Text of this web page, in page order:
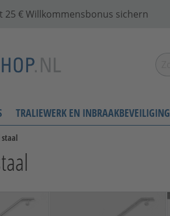
25 € Willkommensbonus sichern
TRALIEWERK EN INBRAAKBEVEILIGING
staal